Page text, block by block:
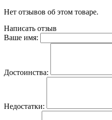
Нет отзывов об этом товаре.
Написать отзыв
Ваше имя:
Достоинства:
Недостатки: